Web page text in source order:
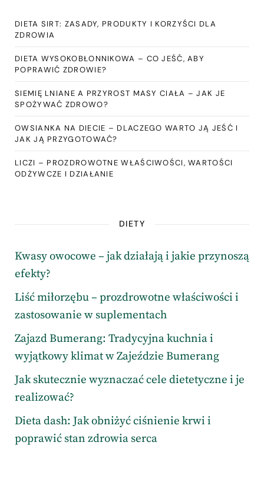
DIETA SIRT: ZASADY, PRODUKTY I KORZYŚCI DLA
ZDROWIA
DIETA WYSOKOBŁONNIKOWA – CO JEŚĆ, ABY
POPRAWIĆ ZDROWIE?
SIEMIĘ LNIANE A PRZYROST MASY CIAŁA – JAK JE
SPOŻYWAĆ ZDROWO?
OWSIANKA NA DIECIE – DLACZEGO WARTO JĄ JEŚĆ I
JAK JĄ PRZYGOTOWAĆ?
LICZI – PROZDROWOTNE WŁAŚCIWOŚCI, WARTOŚCI
ODŻYWCZE I DZIAŁANIE
DIETY
Kwasy owocowe – jak działają i jakie przynoszą
efekty?
Liść miłorzębu – prozdrowotne właściwości i
zastosowanie w suplementach
Zajazd Bumerang: Tradycyjna kuchnia i
wyjątkowy klimat w Zajeździe Bumerang
Jak skutecznie wyznaczać cele dietetyczne i je
realizować?
Dieta dash: Jak obniżyć ciśnienie krwi i
poprawić stan zdrowia serca